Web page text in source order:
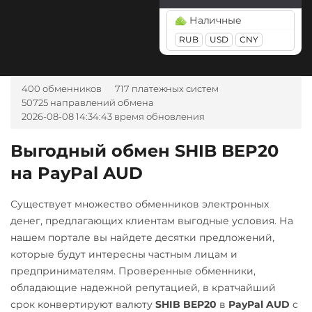
Ontology (ONT)
Optimism (OP)
Pepe
Pol (ex-MATIC)
POL
Ravencoin (RVN)
Ripple (XRP)
Shib
Россельхоз банк RUB
Русский Стандарт RUB
Тинькофф
RUB QR RUB
NEAR Protocol
NEO
ONDO
Ontology (ONT)
ERC20
Pepe
Pol (ex-MATIC)
POL
Qtum
USD RUB EUR
KZT
BYN AMD
GBP
TRY PLN
MDL
INR
UZS
Авангард RUB
Альфа-Банк
RUB
ВТБ Банк RUB
Газпромбанк RUB
Наличные
RUB USD CNY
400 обменников
717 платежных систем
50725 направлений обмена
2026-08-08 14:34:43 время обновления
Выгодный обмен SHIB BEP20
на PayPal AUD
Существует множество обменников электронных
денег, предлагающих клиентам выгодные условия. На
нашем портале вы найдете десятки предложений,
которые будут интересны частным лицам и
предпринимателям. Проверенные обменники,
обладающие надежной репутацией, в кратчайший
срок конвертируют валюту SHIB BEP20 в PayPal AUD с